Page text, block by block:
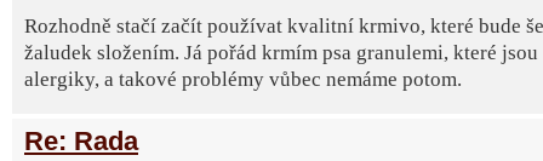
Rozhodně stačí začít používat kvalitní krmivo, které bude
žaludek složením. Já pořád krmím psa granulemi, které
alergiky, a takové problémy vůbec nemáme potom.
Re: Rada